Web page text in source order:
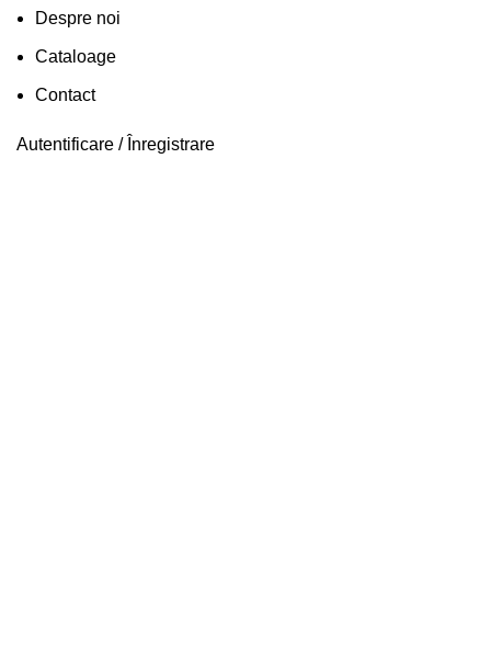
Despre noi
Cataloage
Contact
Autentificare / Înregistrare